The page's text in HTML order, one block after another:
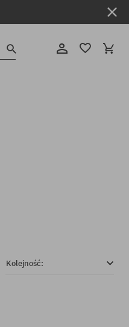
Kolejność: